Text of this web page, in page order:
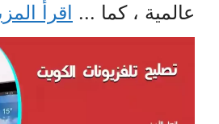
عالمية ، كما ... اقرأ